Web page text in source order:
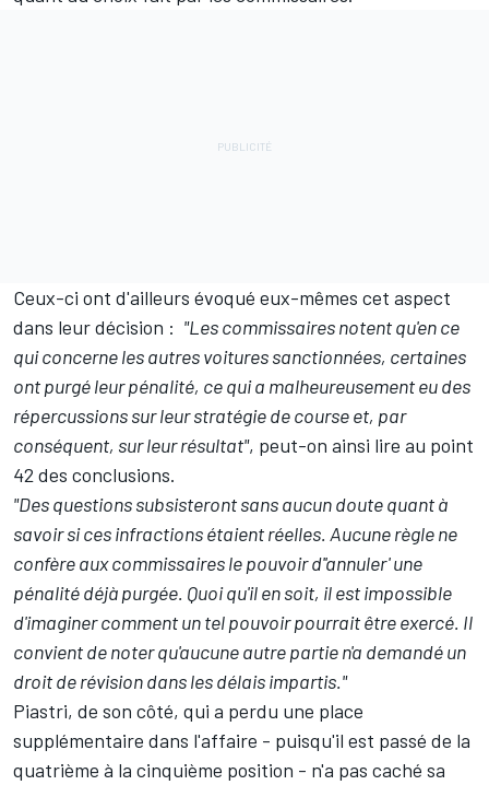
Ceux-ci ont d'ailleurs évoqué eux-mêmes cet aspect
dans leur décision : "Les commissaires notent qu'en ce
qui concerne les autres voitures sanctionnées, certaines
ont purgé leur pénalité, ce qui a malheureusement eu des
répercussions sur leur stratégie de course et, par
conséquent, sur leur résultat", peut-on ainsi lire au point
42 des conclusions.
"Des questions subsisteront sans aucun doute quant à
savoir si ces infractions étaient réelles. Aucune règle ne
confère aux commissaires le pouvoir d''annuler' une
pénalité déjà purgée. Quoi qu'il en soit, il est impossible
d'imaginer comment un tel pouvoir pourrait être exercé. Il
convient de noter qu'aucune autre partie n'a demandé un
droit de révision dans les délais impartis."
Piastri, de son côté, qui a perdu une place
supplémentaire dans l'affaire - puisqu'il est passé de la
quatrième à la cinquième position - n'a pas caché sa